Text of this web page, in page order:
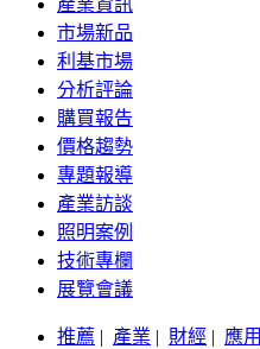
產業資訊
市場新品
利基市場
分析評論
購買報告
價格趨勢
專題報導
產業訪談
照明案例
技術專欄
展覽會議
推薦 | 產業 | 財經 | 應用